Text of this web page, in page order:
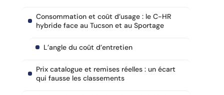
Consommation et coût d’usage : le C-HR
hybride face au Tucson et au Sportage
L’angle du coût d’entretien
Prix catalogue et remises réelles : un écart
qui fausse les classements